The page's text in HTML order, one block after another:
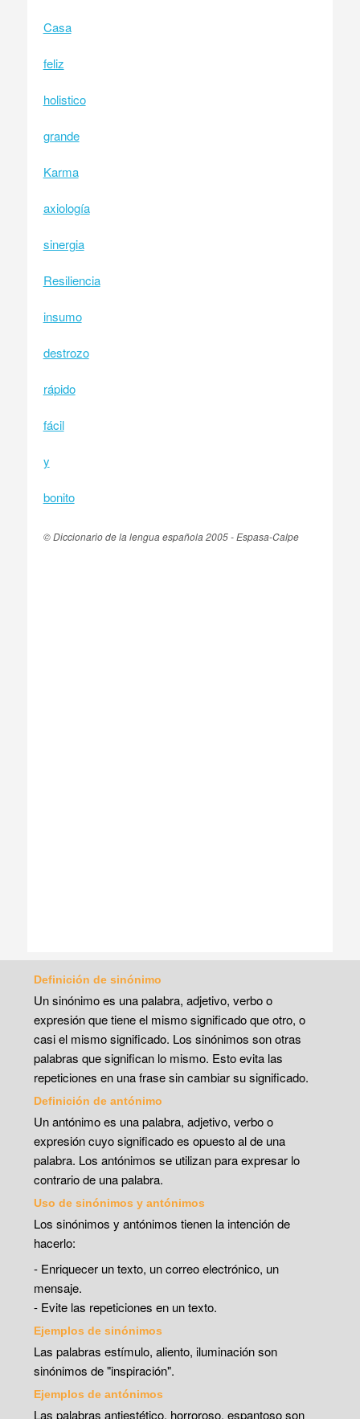
Casa
feliz
holistico
grande
Karma
axiología
sinergia
Resiliencia
insumo
destrozo
rápido
fácil
y
bonito
© Diccionario de la lengua española 2005 - Espasa-Calpe
Definición de sinónimo
Un sinónimo es una palabra, adjetivo, verbo o
expresión que tiene el mismo significado que otro, o
casi el mismo significado. Los sinónimos son otras
palabras que significan lo mismo. Esto evita las
repeticiones en una frase sin cambiar su significado.
Definición de antónimo
Un antónimo es una palabra, adjetivo, verbo o
expresión cuyo significado es opuesto al de una
palabra. Los antónimos se utilizan para expresar lo
contrario de una palabra.
Uso de sinónimos y antónimos
Los sinónimos y antónimos tienen la intención de
hacerlo:
- Enriquecer un texto, un correo electrónico, un
mensaje.
- Evite las repeticiones en un texto.
Ejemplos de sinónimos
Las palabras estímulo, aliento, iluminación son
sinónimos de "inspiración".
Ejemplos de antónimos
Las palabras antiestético, horroroso, espantoso son